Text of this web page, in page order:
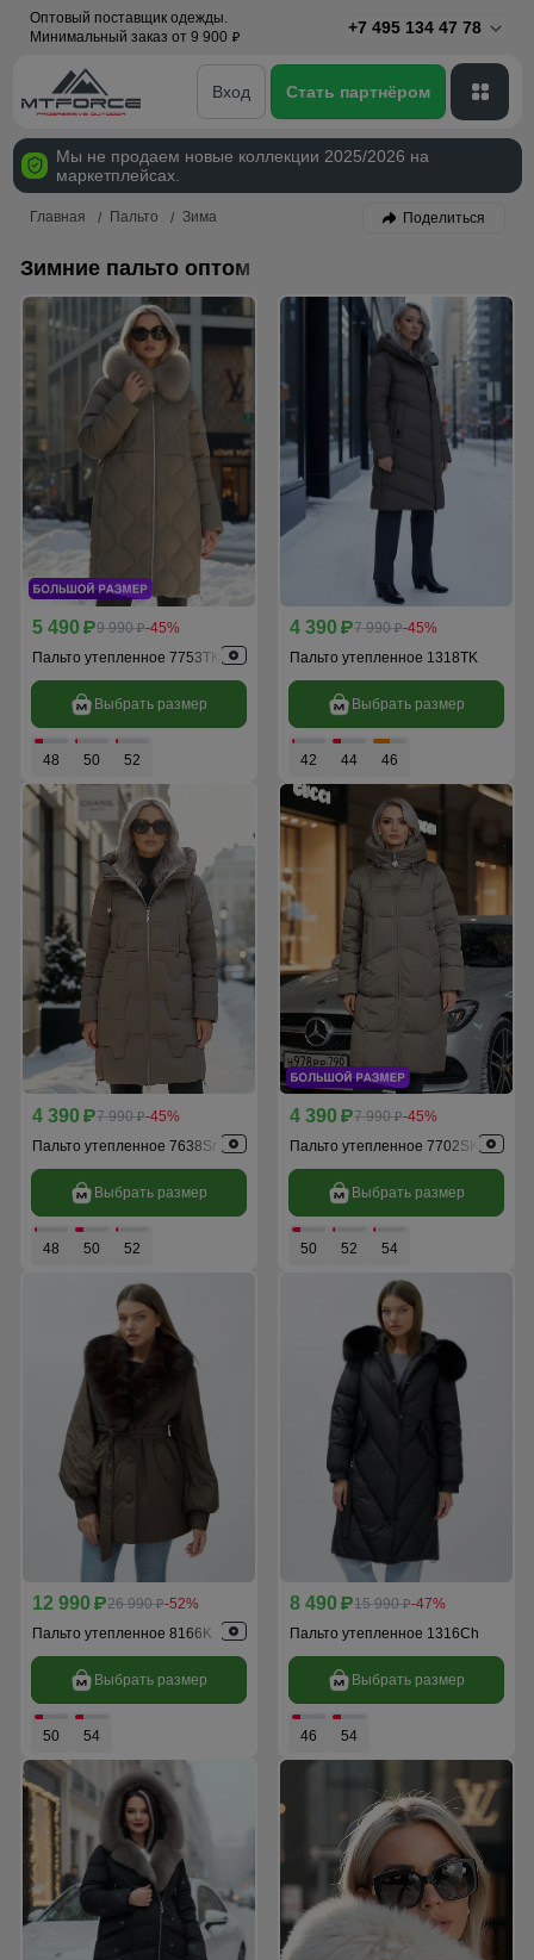
Оптовый поставщик одежды.
Минимальный заказ от 9 900 p
+7 495 134 47 78
Вход Стать партнёром
Мы не продаем новые коллекции 2025/2026 на
маркетплейсах.
Главная Пальто Зима Поделиться
Зимние пальто оптом
5 490 p9 990 p-45%
Пальто утепленное 7753TK
Выбрать размер
48 50 52
4 390 p7 990 p-45%
Пальто утепленное 1318TK
Выбрать размер
42 44 46
4 390 p7 990 p-45%
Пальто утепленное 7638Sr
Выбрать размер
48 50 52
4 390 p7 990 p-45%
Пальто утепленное 7702SK
Выбрать размер
50 52 54
12 990 p26 990 p-52%
Пальто утепленное 8166K
Выбрать размер
50 54
8 490 p15 990 p-47%
Пальто утепленное 1316Ch
Выбрать размер
46 54